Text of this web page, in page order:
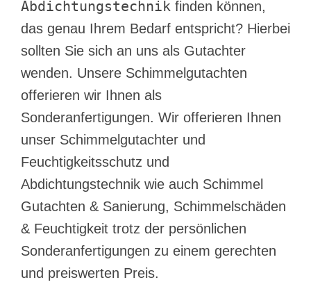
Abdichtungstechnik finden können,
das genau Ihrem Bedarf entspricht? Hierbei
sollten Sie sich an uns als Gutachter
wenden. Unsere Schimmelgutachten
offerieren wir Ihnen als
Sonderanfertigungen. Wir offerieren Ihnen
unser Schimmelgutachter und
Feuchtigkeitsschutz und
Abdichtungstechnik wie auch Schimmel
Gutachten & Sanierung, Schimmelschäden
& Feuchtigkeit trotz der persönlichen
Sonderanfertigungen zu einem gerechten
und preiswerten Preis.